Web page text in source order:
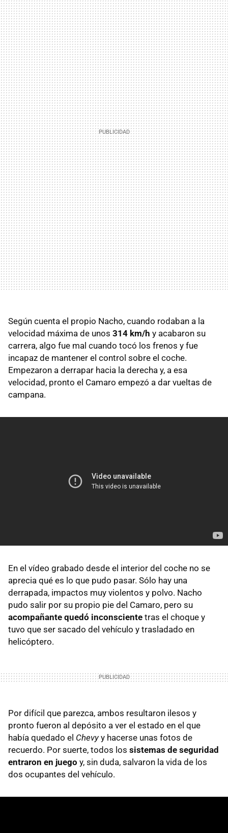
Según cuenta el propio Nacho, cuando rodaban a la
velocidad máxima de unos 314 km/h y acabaron su
carrera, algo fue mal cuando tocó los frenos y fue
incapaz de mantener el control sobre el coche.
Empezaron a derrapar hacia la derecha y, a esa
velocidad, pronto el Camaro empezó a dar vueltas de
campana.
En el vídeo grabado desde el interior del coche no se
aprecia qué es lo que pudo pasar. Sólo hay una
derrapada, impactos muy violentos y polvo. Nacho
pudo salir por su propio pie del Camaro, pero su
acompañante quedó inconsciente tras el choque y
tuvo que ser sacado del vehículo y trasladado en
helicóptero.
Por difícil que parezca, ambos resultaron ilesos y
pronto fueron al depósito a ver el estado en el que
había quedado el Chevyy hacerse unas fotos de
recuerdo. Por suerte, todos los sistemas de seguridad
entraron en juego y, sin duda, salvaron la vida de los
dos ocupantes del vehículo.